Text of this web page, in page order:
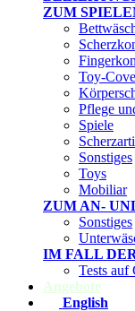
ZUM
Toy-
Pflege
Spiele
Sonstiges
Toys
Mobiliar
ZUM AN-
Sonstiges
IM FALL
Tests auf
Angebote
English